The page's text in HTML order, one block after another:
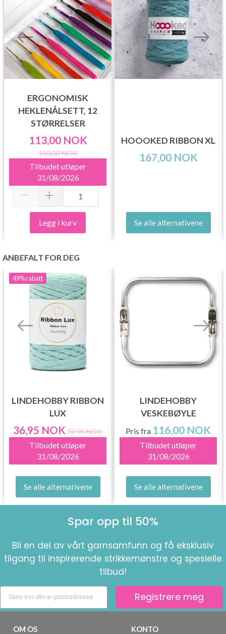
ERGONOMISK
HEKLENÅLSETT, 12
STØRRELSER
113,00 NOK
150,00 NOK
Tilbudet utløper
31/08/2026
Legg i kurv
HOOOKED RIBBON XL
167,00 NOK
Se alle alternativene
ANBEFALT FOR DEG
49%rabatt
LINDEHOBBY RIBBON
LUX
36,95 NOK 72,95 NOK
Tilbudet utløper
31/08/2026
Se alle alternativene
LINDEHOBBY
VESKEBØYLE
Pris fra 116,00 NOK
Tilbudet utløper
31/08/2026
Se alle alternativene
Spar opp til 50%
Bli en del av vårt garnsamfunn og få eksklusiv
tilgang til inspirerende strikkemønstre og spesielle
tilbud!
Registrere meg
OM OS KONTO